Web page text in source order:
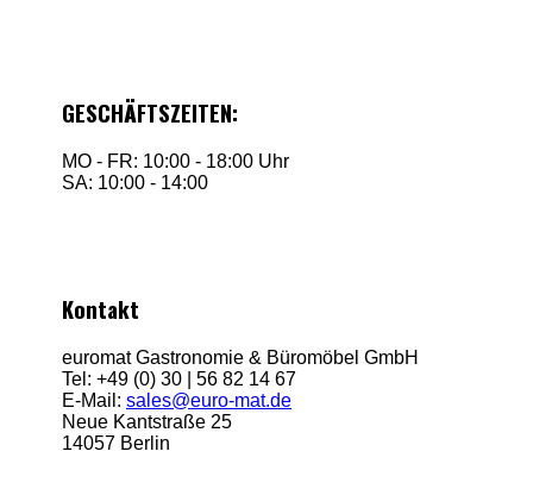
GESCHÄFTSZEITEN:
MO - FR: 10:00 - 18:00 Uhr
SA: 10:00 - 14:00
Kontakt
euromat Gastronomie & Büromöbel GmbH
Tel: +49 (0) 30 | 56 82 14 67
E-Mail: sales@euro-mat.de
Neue Kantstraße 25
14057 Berlin